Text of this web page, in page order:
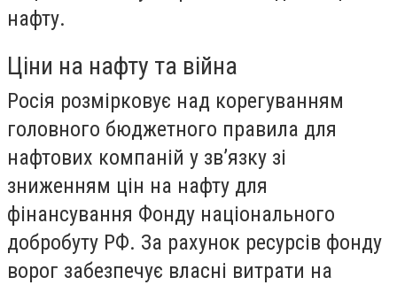
нафту.
Ціни на нафту та війна
Росія розмірковує над корегуванням
головного бюджетного правила для
нафтових компаній у зв’язку зі
зниженням цін на нафту для
фінансування Фонду національного
добробуту РФ. За рахунок ресурсів фонду
ворог забезпечує власні витрати на